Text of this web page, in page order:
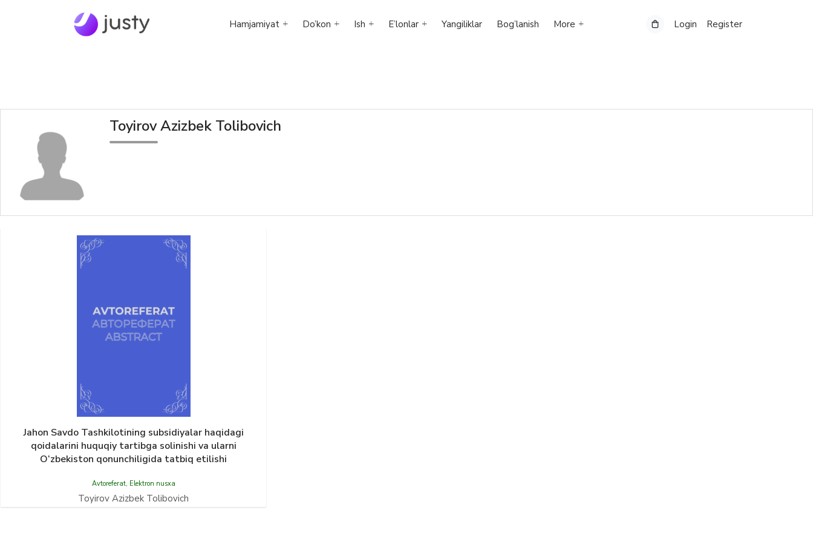
Hamjamiyat Do’kon Ish E’lonlar Yangiliklar Bog’lanish More Login Register
Toyirov Azizbek Tolibovich
Jahon Savdo Tashkilotining subsidiyalar haqidagi
qoidalarini huquqiy tartibga solinishi va ularni
O‘zbekiston qonunchiligida tatbiq etilishi
Avtoreferat, Elektron nusxa
Toyirov Azizbek Tolibovich